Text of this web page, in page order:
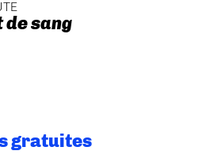
de sang
gratuites